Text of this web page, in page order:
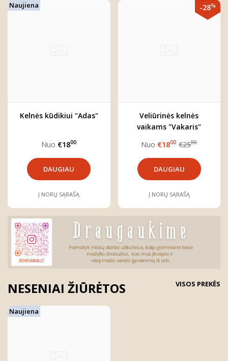
Naujiena
Kelnės kūdikiui "Adas"
Nuo €1800
DAUGIAU
Į NORŲ SĄRAŠĄ
-28%
Veliūrinės kelnės
vaikams "Vakaris"
Nuo €1800 €2500
DAUGIAU
Į NORŲ SĄRAŠĄ
NESENIAI ŽIŪRĖTOS VISOS PREKĖS
Naujiena